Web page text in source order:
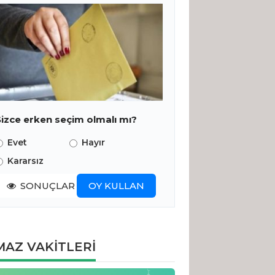
erken seçim olmalı mı?
Evet
Hayır
Kararsız
SONUÇLAR OY KULLAN
VAKİTLERİ